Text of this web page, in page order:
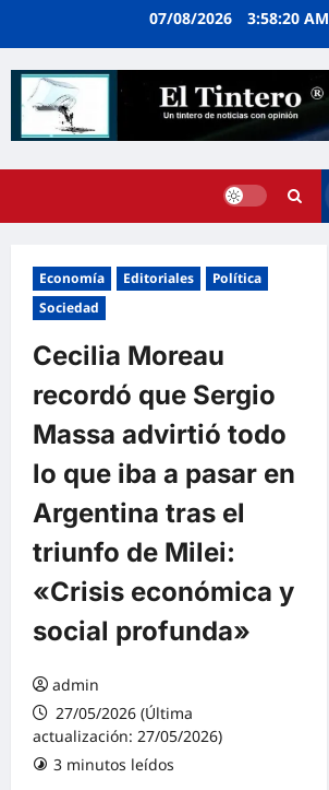
07/08/2026 3:58:21 AM
Economía Editoriales
Política
Sociedad
Cecilia Moreau
recordó que Sergio
Massa advirtió todo
lo que iba a pasar en
Argentina tras el
triunfo de Milei:
«Crisis económica y
social profunda»
admin
27/05/2026 (Última
actualización: 27/05/2026)
3 minutos leídos